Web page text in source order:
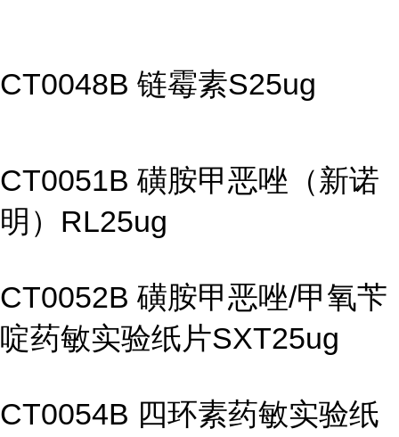
CT0048B 链霉素S25ug
CT0051B 磺胺甲恶唑（新诺
明）RL25ug
CT0052B 磺胺甲恶唑/甲氧苄
啶药敏实验纸片SXT25ug
CT0054B 四环素药敏实验纸